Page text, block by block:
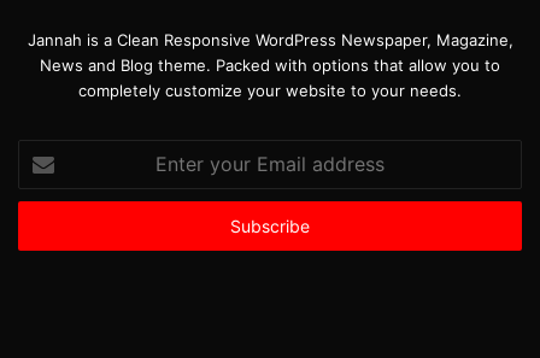
Jannah is a Clean Responsive WordPress Newspaper, Magazine,
News and Blog theme. Packed with options that allow you to
completely customize your website to your needs.
Enter
your
Email